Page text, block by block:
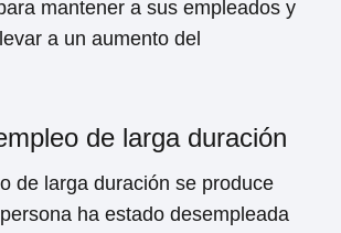
mantener a sus empleados y
a un aumento del
de larga duración
de larga duración se produce
ha estado desempleada